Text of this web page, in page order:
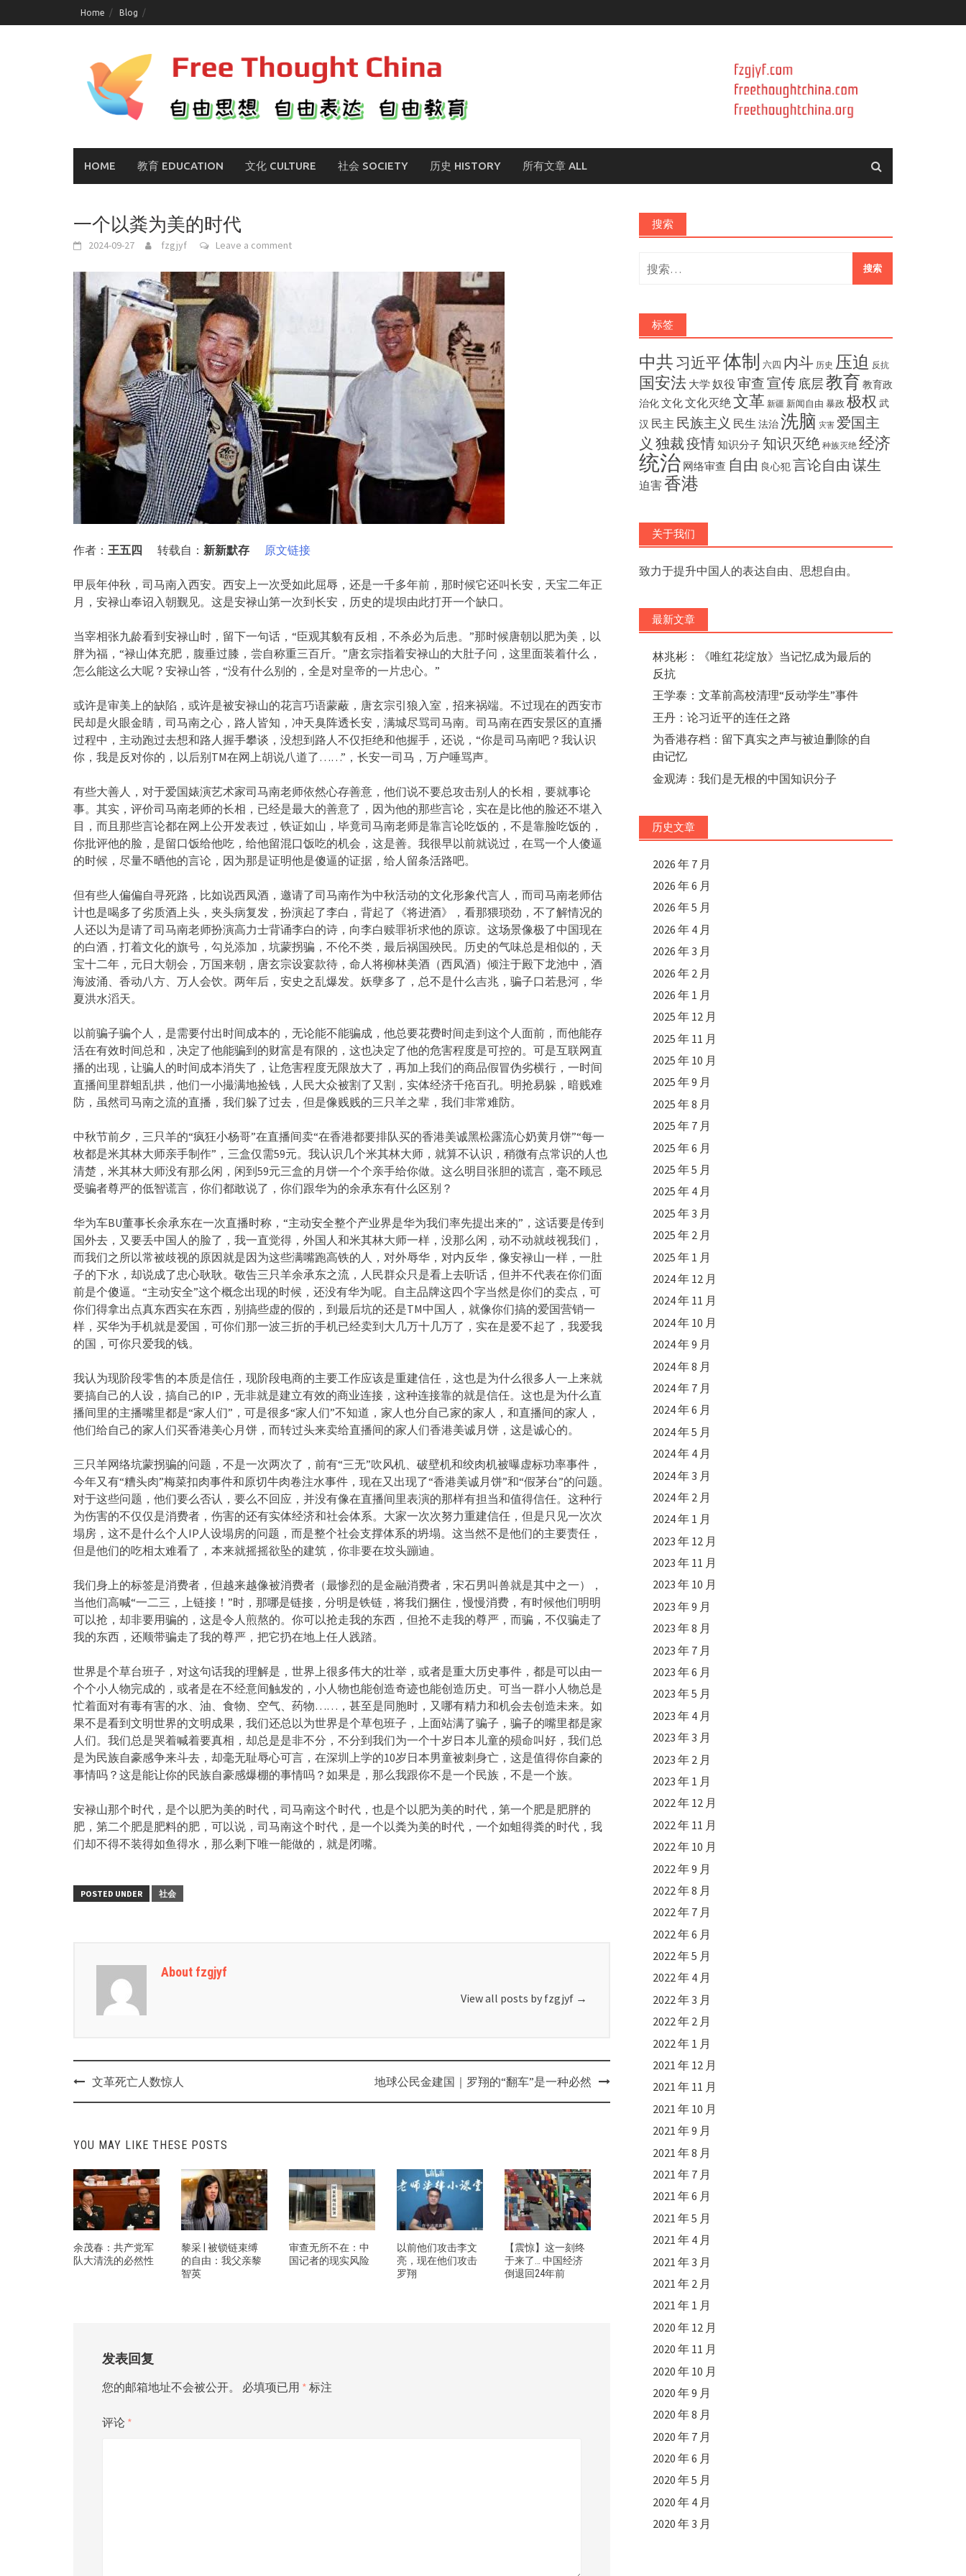
to
Home Blog
HOME 教育 EDUCATION 文化 CULTURE 社会 SOCIETY 历史 HISTORY 所有文章 ALL
一个以粪为美的时代
2024-09-27 fzgjyf Leave a comment
作者： 王五四 转载自： 新新默存 原文链接
甲辰年仲秋，司马南入西安。西安上一次受如此屈辱，还是一千多年前，那时候它还叫长安，天宝二年正
月，安禄山奉诏入朝觐见。这是安禄山第一次到长安，历史的堤坝由此打开一个缺口。
当宰相张九龄看到安禄山时，留下一句话，“臣观其貌有反相，不杀必为后患。”那时候唐朝以肥为美，以
胖为福，“禄山体充肥，腹垂过膝，尝自称重三百斤。”唐玄宗指着安禄山的大肚子问，这里面装着什么，
怎么能这么大呢？安禄山答，“没有什么别的，全是对皇帝的一片忠心。”
或许是审美上的缺陷，或许是被安禄山的花言巧语蒙蔽，唐玄宗引狼入室，招来祸端。不过现在的西安市
民却是火眼金睛，司马南之心，路人皆知，冲天臭阵透长安，满城尽骂司马南。司马南在西安景区的直播
过程中，主动跑过去想和路人握手攀谈，没想到路人不仅拒绝和他握手，还说，“你是司马南吧？我认识
你，我是反对你的，以后别TM在网上胡说八道了……”，长安一司马，万户唾骂声。
有些大善人，对于爱国婊演艺术家司马南老师依然心存善意，他们说不要总攻击别人的长相，要就事论
事。其实，评价司马南老师的长相，已经是最大的善意了，因为他的那些言论，实在是比他的脸还不堪入
目，而且那些言论都在网上公开发表过，铁证如山，毕竟司马南老师是靠言论吃饭的，不是靠脸吃饭的，
你批评他的脸，是留口饭给他吃，给他留混口饭吃的机会，这是善。我很早以前就说过，在骂一个人傻逼
的时候，尽量不晒他的言论，因为那是证明他是傻逼的证据，给人留条活路吧。
但有些人偏偏自寻死路，比如说西凤酒，邀请了司马南作为中秋活动的文化形象代言人，而司马南老师估
计也是喝多了劣质酒上头，夹头病复发，扮演起了李白，背起了《将进酒》，看那猥琐劲，不了解情况的
人还以为是请了司马南老师扮演高力士背诵李白的诗，向李白赎罪祈求他的原谅。这场景像极了中国现在
的白酒，打着文化的旗号，勾兑添加，坑蒙拐骗，不伦不类，最后祸国殃民。历史的气味总是相似的，天
宝十二年，元日大朝会，万国来朝，唐玄宗设宴款待，命人将柳林美酒（西凤酒）倾注于殿下龙池中，酒
海波涌、香动八方、万人会饮。两年后，安史之乱爆发。妖孽多了，总不是什么吉兆，骗子口若悬河，华
夏洪水滔天。
以前骗子骗个人，是需要付出时间成本的，无论能不能骗成，他总要花费时间走到这个人面前，而他能存
活在有效时间总和，决定了他能骗到的财富是有限的，这也决定了他的危害程度是可控的。可是互联网直
播的出现，让骗人的时间成本消失了，让危害程度无限放大了，再加上我们的商品假冒伪劣横行，一时间
直播间里群蛆乱拱，他们一小撮满地捡钱，人民大众被割了又割，实体经济千疮百孔。明抢易躲，暗贱难
防，虽然司马南之流的直播，我们躲了过去，但是像贱贱的三只羊之辈，我们非常难防。
中秋节前夕，三只羊的“疯狂小杨哥”在直播间卖“在香港都要排队买的香港美诚黑松露流心奶黄月饼”“每一
枚都是米其林大师亲手制作”，三盒仅需59元。我认识几个米其林大师，就算不认识，稍微有点常识的人也
清楚，米其林大师没有那么闲，闲到59元三盒的月饼一个个亲手给你做。这么明目张胆的谎言，毫不顾忌
受骗者尊严的低智谎言，你们都敢说了，你们跟华为的余承东有什么区别？
华为车BU董事长余承东在一次直播时称，“主动安全整个产业界是华为我们率先提出来的”，这话要是传到
国外去，又要丢中国人的脸了，我一直觉得，外国人和米其林大师一样，没那么闲，动不动就歧视我们，
而我们之所以常被歧视的原因就是因为这些满嘴跑高铁的人，对外辱华，对内反华，像安禄山一样，一肚
子的下水，却说成了忠心耿耿。敬告三只羊余承东之流，人民群众只是看上去听话，但并不代表在你们面
前是个傻逼。“主动安全”这个概念出现的时候，还没有华为呢。自主品牌这四个字当然是你们的卖点，可
你们得拿出点真东西实在东西，别搞些虚的假的，到最后坑的还是TM中国人，就像你们搞的爱国营销一
样，买华为手机就是爱国，可你们那一波三折的手机已经卖到大几万十几万了，实在是爱不起了，我爱我
的国，可你只爱我的钱。
我认为现阶段零售的本质是信任，现阶段电商的主要工作应该是重建信任，这也是为什么很多人一上来就
要搞自己的人设，搞自己的IP，无非就是建立有效的商业连接，这种连接靠的就是信任。这也是为什么直
播间里的主播嘴里都是“家人们”，可是很多“家人们”不知道，家人也分自己家的家人，和直播间的家人，
他们给自己的家人们买香港美心月饼，而转过头来卖给直播间的家人们香港美诚月饼，这是诚心的。
三只羊网络坑蒙拐骗的问题，不是一次两次了，前有“三无”吹风机、破壁机和绞肉机被曝虚标功率事件，
今年又有“糟头肉”梅菜扣肉事件和原切牛肉卷注水事件，现在又出现了“香港美诚月饼”和“假茅台”的问题。
对于这些问题，他们要么否认，要么不回应，并没有像在直播间里表演的那样有担当和值得信任。这种行
为伤害的不仅仅是消费者，伤害的还有实体经济和社会体系。大家一次次努力重建信任，但是只见一次次
塌房，这不是什么个人IP人设塌房的问题，而是整个社会支撑体系的坍塌。这当然不是他们的主要责任，
但是他们的吃相太难看了，本来就摇摇欲坠的建筑，你非要在坟头蹦迪。
我们身上的标签是消费者，但越来越像被消费者（最惨烈的是金融消费者，宋石男叫兽就是其中之一），
当他们高喊“一二三，上链接！”时，那哪是链接，分明是铁链，将我们捆住，慢慢消费，有时候他们明明
可以抢，却非要用骗的，这是令人煎熬的。你可以抢走我的东西，但抢不走我的尊严，而骗，不仅骗走了
我的东西，还顺带骗走了我的尊严，把它扔在地上任人践踏。
世界是个草台班子，对这句话我的理解是，世界上很多伟大的壮举，或者是重大历史事件，都是可以由一
个个小人物完成的，或者是在不经意间触发的，小人物也能创造奇迹也能创造历史。可当一群小人物总是
忙着面对有毒有害的水、油、食物、空气、药物……，甚至是同胞时，又哪有精力和机会去创造未来。如
果不是看到文明世界的文明成果，我们还总以为世界是个草包班子，上面站满了骗子，骗子的嘴里都是家
人们。我们总是哭着喊着要真相，却总是是非不分，不分到我们为一个十岁日本儿童的殒命叫好，我们总
是为民族自豪感争来斗去，却毫无耻辱心可言，在深圳上学的10岁日本男童被刺身亡，这是值得你自豪的
事情吗？这是能让你的民族自豪感爆棚的事情吗？如果是，那么我跟你不是一个民族，不是一个族。
安禄山那个时代，是个以肥为美的时代，司马南这个时代，也是个以肥为美的时代，第一个肥是肥胖的
肥，第二个肥是肥料的肥，可以说，司马南这个时代，是一个以粪为美的时代，一个如蛆得粪的时代，我
们却不得不装得如鱼得水，那么剩下唯一能做的，就是闭嘴。
POSTED UNDER 社会
About fzgjyf
View all posts by fzgjyf →
Post文革死亡人数惊人 地球公民金建国｜罗翔的“翻车”是一种必然
YOU MAY LIKE THESE POSTS
余茂春：共产党军
队大清洗的必然性
黎采 | 被锁链束缚
的自由：我父亲黎
智英
审查无所不在：中
国记者的现实风险
以前他们攻击李文
亮，现在他们攻击
罗翔
【震惊】这一刻终
于来了… 中国经济
倒退回24年前
发表回复
您的邮箱地址不会被公开。 必填项已用 * 标注
评论 *
搜索
搜
索：
标签
中共习近平体制 六四 内斗 历史 压迫 反抗
国安法 大学 奴役 审查宣传底层教育 教育政
治化文化文化灭绝文革 新疆 新闻自由 暴政 极权 武
汉 民主 民族主义 民生 法治洗脑 灾害 爱国主
义 独裁疫情知识分子 知识灭绝 种族灭绝 经济
统治 网络审查 自由 良心犯言论自由 谋生
迫害香港
关于我们
致力于提升中国人的表达自由、思想自由。
最新文章
林兆彬：《唯红花绽放》当记忆成为最后的
反抗
王学泰：文革前高校清理“反动学生”事件
王丹：论习近平的连任之路
为香港存档：留下真实之声与被迫删除的自
由记忆
金观涛：我们是无根的中国知识分子
历史文章
2026 年 7 月
2026 年 6 月
2026 年 5 月
2026 年 4 月
2026 年 3 月
2026 年 2 月
2026 年 1 月
2025 年 12 月
2025 年 11 月
2025 年 10 月
2025 年 9 月
2025 年 8 月
2025 年 7 月
2025 年 6 月
2025 年 5 月
2025 年 4 月
2025 年 3 月
2025 年 2 月
2025 年 1 月
2024 年 12 月
2024 年 11 月
2024 年 10 月
2024 年 9 月
2024 年 8 月
2024 年 7 月
2024 年 6 月
2024 年 5 月
2024 年 4 月
2024 年 3 月
2024 年 2 月
2024 年 1 月
2023 年 12 月
2023 年 11 月
2023 年 10 月
2023 年 9 月
2023 年 8 月
2023 年 7 月
2023 年 6 月
2023 年 5 月
2023 年 4 月
2023 年 3 月
2023 年 2 月
2023 年 1 月
2022 年 12 月
2022 年 11 月
2022 年 10 月
2022 年 9 月
2022 年 8 月
2022 年 7 月
2022 年 6 月
2022 年 5 月
2022 年 4 月
2022 年 3 月
2022 年 2 月
2022 年 1 月
2021 年 12 月
2021 年 11 月
2021 年 10 月
2021 年 9 月
2021 年 8 月
2021 年 7 月
2021 年 6 月
2021 年 5 月
2021 年 4 月
2021 年 3 月
2021 年 2 月
2021 年 1 月
2020 年 12 月
2020 年 11 月
2020 年 10 月
2020 年 9 月
2020 年 8 月
2020 年 7 月
2020 年 6 月
2020 年 5 月
2020 年 4 月
2020 年 3 月